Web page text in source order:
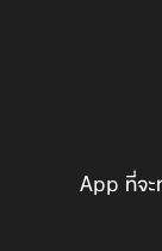
App ที่จะ